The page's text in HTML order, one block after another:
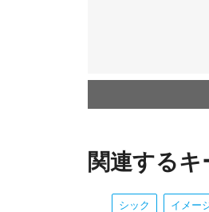
関連するキ
シック イメー